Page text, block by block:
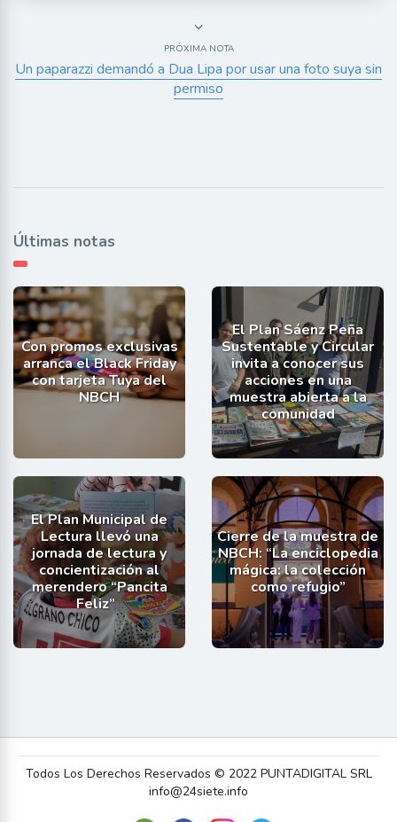
PRÓXIMA NOTA
Un paparazzi demandó a Dua Lipa por usar una foto suya sin
permiso
Últimas notas
Con promos exclusivas
arranca el Black Friday
con tarjeta Tuya del
NBCH
El Plan Sáenz Peña
Sustentable y Circular
invita a conocer sus
acciones en una
muestra abierta a la
comunidad
El Plan Municipal de
Lectura llevó una
jornada de lectura y
concientización al
merendero “Pancita
Feliz”
Cierre de la muestra de
NBCH: “La enciclopedia
mágica: la colección
como refugio”
Todos Los Derechos Reservados © 2022 PUNTADIGITAL SRL
info@24siete.info